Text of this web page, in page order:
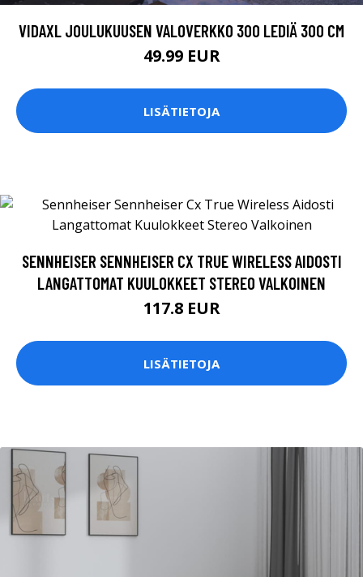
VIDAXL JOULUKUUSEN VALOVERKKO 300 LEDIÄ 300 CM
49.99 EUR
LISÄTIETOJA
SENNHEISER SENNHEISER CX TRUE WIRELESS AIDOSTI
LANGATTOMAT KUULOKKEET STEREO VALKOINEN
117.8 EUR
LISÄTIETOJA